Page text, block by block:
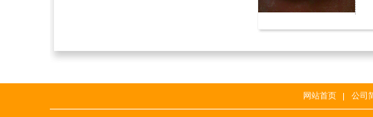
网站首页 公司